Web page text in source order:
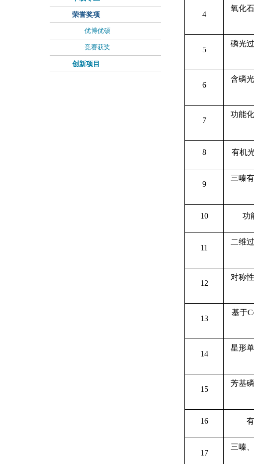
荣誉奖项
优博优硕
竞赛获奖
创新项目
4
氧化
5
磷光
6
含磷
7
功能
8 有机
9
三嗪
10 功
11
二维
12
对称
13
基于
14
星形
15
芳基
16
17
三嗪